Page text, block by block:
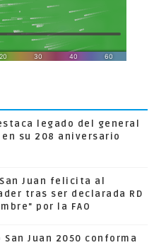
legado del general
su 208 aniversario
Juan felicita al
tras ser declarada RD
por la FAO
Juan 2050 conforma